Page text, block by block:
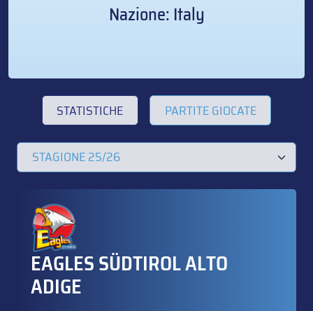
Nazione: Italy
STATISTICHE PARTITE GIOCATE
EAGLES SÜDTIROL ALTO
ADIGE